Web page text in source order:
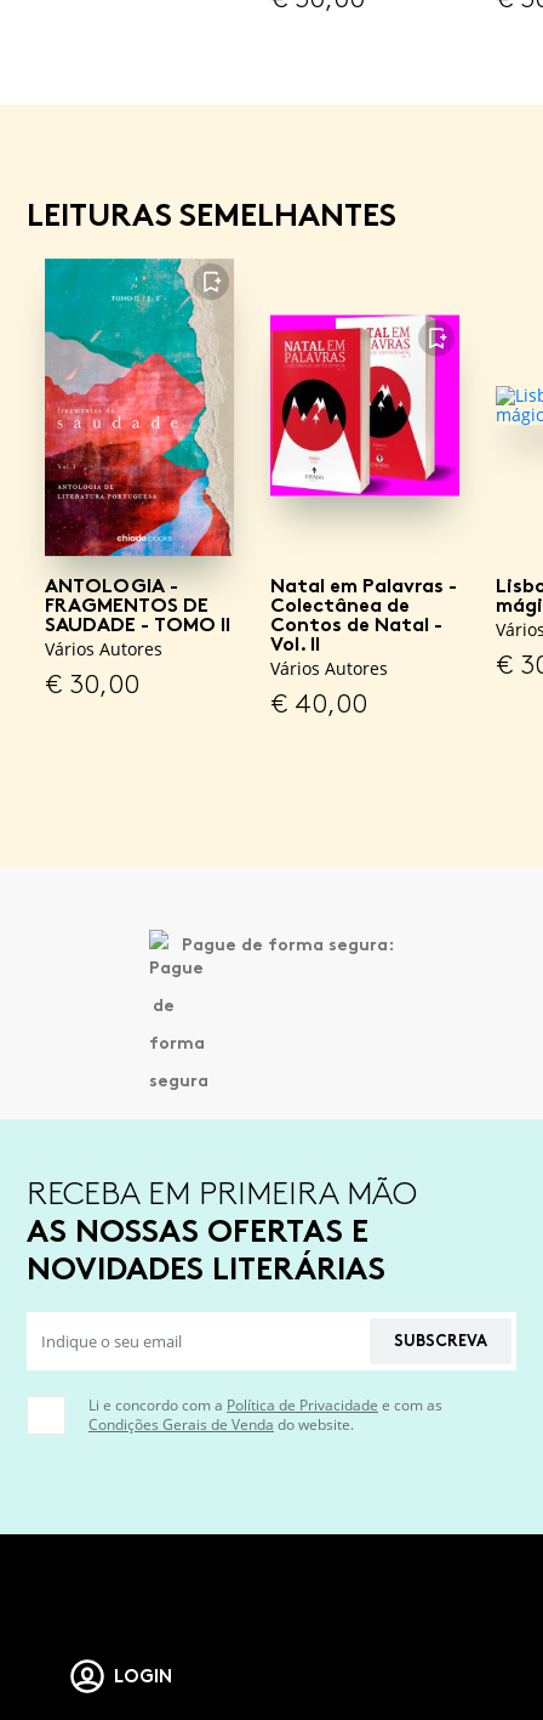
LEITURAS SEMELHANTES
FAVORITO
ANTOLOGIA -
FRAGMENTOS DE
SAUDADE - TOMO II
Vários Autores
€ 30,00
FAVORITO
Natal em Palavras -
Colectânea de
Contos de Natal -
Vol. II
Vários Autores
€ 40,00
€
Pague de forma segura:
RECEBA EM PRIMEIRA MÃO
AS NOSSAS OFERTAS E
NOVIDADES LITERÁRIAS
SUBSCREVA
Li e concordo com a Política de Privacidade e com as
Condições Gerais de Venda do website.
LOGIN